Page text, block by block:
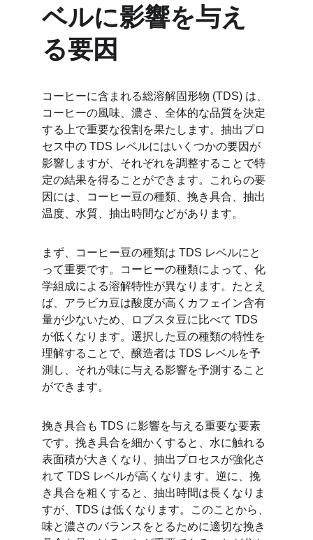
ベルに影響を与え
る要因
コーヒーに含まれる総溶解固形物 (TDS) は、
コーヒーの風味、濃さ、全体的な品質を決定
する上で重要な役割を果たします。抽出プロ
セス中の TDS レベルにはいくつかの要因が
影響しますが、それぞれを調整することで特
定の結果を得ることができます。これらの要
因には、コーヒー豆の種類、挽き具合、抽出
温度、水質、抽出時間などがあります。
まず、コーヒー豆の種類は TDS レベルにと
って重要です。コーヒーの種類によって、化
学組成による溶解特性が異なります。たとえ
ば、アラビカ豆は酸度が高くカフェイン含有
量が少ないため、ロブスタ豆に比べて TDS
が低くなります。選択した豆の種類の特性を
理解することで、醸造者は TDS レベルを予
測し、それが味に与える影響を予測すること
ができます。
挽き具合も TDS に影響を与える重要な要素
です。挽き具合を細かくすると、水に触れる
表面積が大きくなり、抽出プロセスが強化さ
れて TDS レベルが高くなります。逆に、挽
き具合を粗くすると、抽出時間は長くなりま
すが、TDS は低くなります。このことから、
味と濃さのバランスをとるために適切な挽き